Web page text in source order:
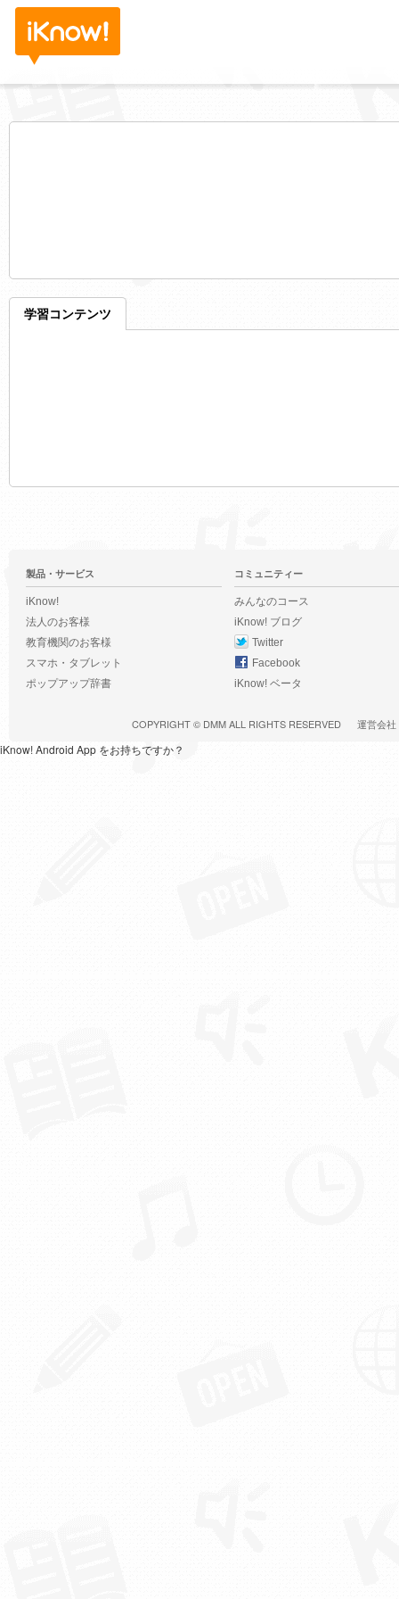
学習コンテンツ
製品・サービス
iKnow!
法人のお客様
教育機関のお客様
スマホ・タブレット
ポップアップ辞書
コミュニティー
みんなのコース
iKnow! ブログ
Twitter
Facebook
iKnow! ベータ
COPYRIGHT © DMMALL RIGHTS RESERVED 運営会社
iKnow! Android App をお持ちですか？